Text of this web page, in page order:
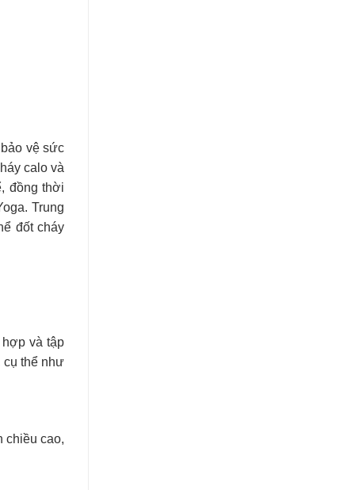
vệ sức
calo và
đồng thời
Trung
đốt cháy
và tập
cụ thể như
chiều cao,